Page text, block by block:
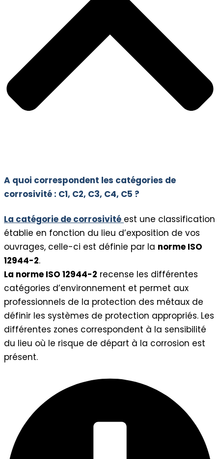
A quoi correspondent les catégories de
corrosivité : C1, C2, C3, C4, C5 ?
La catégorie de corrosivité est une classification
établie en fonction du lieu d’exposition de vos
ouvrages, celle-ci est définie par la norme ISO
12944-2.
La norme ISO 12944-2 recense les différentes
catégories d’environnement et permet aux
professionnels de la protection des métaux de
définir les systèmes de protection appropriés. Les
différentes zones correspondent à la sensibilité
du lieu où le risque de départ à la corrosion est
présent.